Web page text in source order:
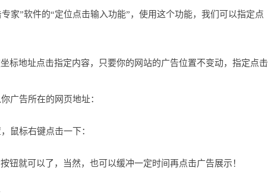
家”软件的“定位点击输入功能”，使用这个功能，我们可以指定点
标地址点击指定内容，只要你的网站的广告位置不变动，指定点击
广告所在的网页地址：
鼠标右键点击一下：
钮就可以了，当然，也可以缓冲一定时间再点击广告展示！